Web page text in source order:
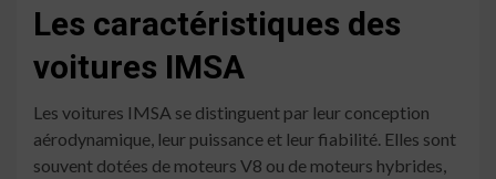
Les caractéristiques des
voitures IMSA
Les voitures IMSA se distinguent par leur conception
aérodynamique, leur puissance et leur fiabilité. Elles sont
souvent dotées de moteurs V8 ou de moteurs hybrides,